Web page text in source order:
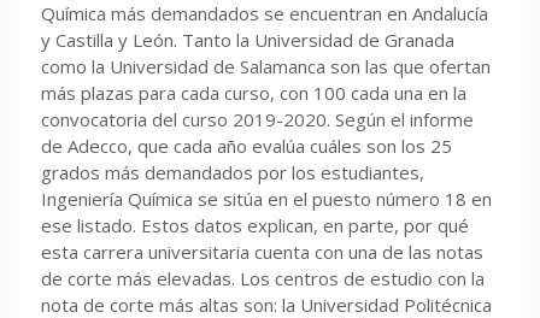
Química más demandados se encuentran en Andalucía
y Castilla y León. Tanto la Universidad de Granada
como la Universidad de Salamanca son las que ofertan
más plazas para cada curso, con 100 cada una en la
convocatoria del curso 2019-2020. Según el informe
de Adecco, que cada año evalúa cuáles son los 25
grados más demandados por los estudiantes,
Ingeniería Química se sitúa en el puesto número 18 en
ese listado. Estos datos explican, en parte, por qué
esta carrera universitaria cuenta con una de las notas
de corte más elevadas. Los centros de estudio con la
nota de corte más altas son: la Universidad Politécnica